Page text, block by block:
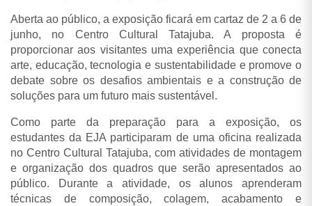
Aberta ao público, a exposição ficará em cartaz de 2 a 6 de
junho, no Centro Cultural Tatajuba. A proposta é
proporcionar aos visitantes uma experiência que conecta
arte, educação, tecnologia e sustentabilidade e promove o
debate sobre os desafios ambientais e a construção de
soluções para um futuro mais sustentável.
Como parte da preparação para a exposição, os
estudantes da EJA participaram de uma oficina realizada
no Centro Cultural Tatajuba, com atividades de montagem
e organização dos quadros que serão apresentados ao
público. Durante a atividade, os alunos aprenderam
técnicas de composição, colagem, acabamento e